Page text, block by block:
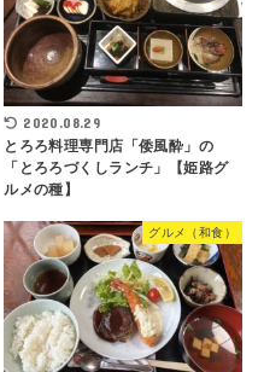
2020.08.29
とろろ料理専門店「倭風酔」の
「とろろづくしランチ」【姫路グ
ルメの種】
グルメ（和食）